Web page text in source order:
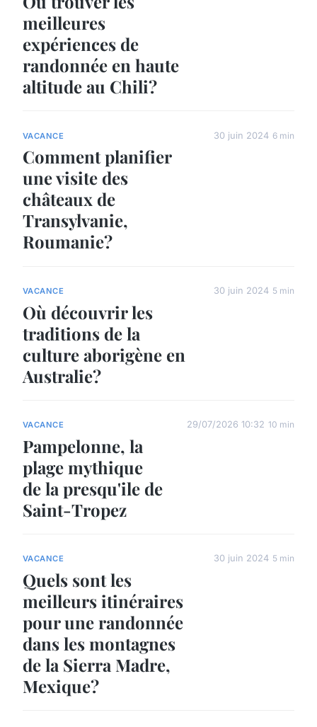
meilleures
expériences de
randonnée en haute
altitude au Chili?
VACANCE
Comment planifier
une visite des
châteaux de
Transylvanie,
Roumanie?
30 juin 2024 6 min
VACANCE
Où découvrir les
traditions de la
culture aborigène en
Australie?
30 juin 2024 5 min
VACANCE
Pampelonne, la
plage mythique
de la presqu'ile de
Saint-Tropez
29/07/2026 10:32 10 min
VACANCE
Quels sont les
meilleurs itinéraires
pour une randonnée
dans les montagnes
de la Sierra Madre,
Mexique?
30 juin 2024 5 min